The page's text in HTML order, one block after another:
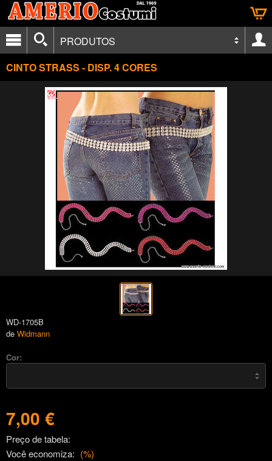
PRODUTOS
CINTO STRASS - DISP. 4 CORES
WD-1705B
de Widmann
Cor:
7,00 €
Preço de tabela:
Você economiza: (%)